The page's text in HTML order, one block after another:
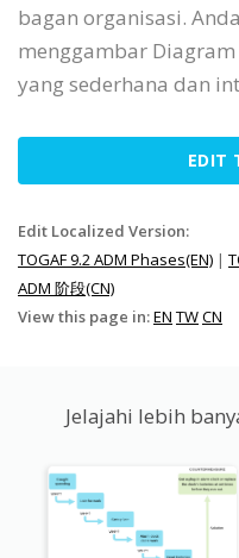
bagan organisasi.
menggambar
yang sederhana dan
EDIT
Edit Localized Version:
TOGAF 9.2 ADM Phases(EN) |
ADM 阶段(CN)
View this page in:EN TWCN
Jelajahi lebih